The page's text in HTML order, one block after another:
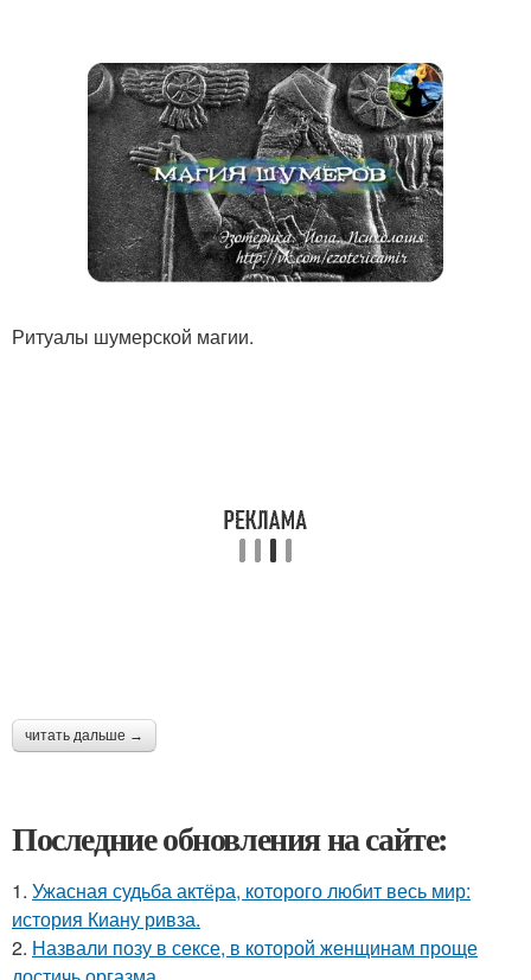
Ритуалы шумерской магии.
читать дальше →
Последние обновления на сайте:
1. Ужасная судьба актёра, которого любит весь мир:
история Киану ривза.
2. Назвали позу в сексе, в которой женщинам проще